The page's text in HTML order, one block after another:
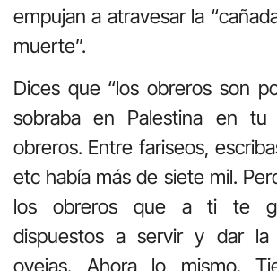
empujan a atravesar la
muerte”.
Dices que “los obreros son
sobraba en Palestina en tu
obreros. Entre fariseos,
etc había más de siete mil.
los obreros que a ti te
dispuestos a servir y dar
ovejas. Ahora lo mismo.